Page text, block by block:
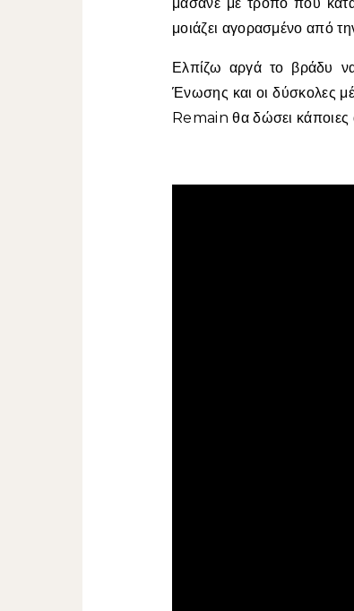
μοιάζει αγορασμένο από
Ελπίζω αργά το βράδυ
Ένωσης και οι δύσκολες
Remain θα δώσει κάποιες